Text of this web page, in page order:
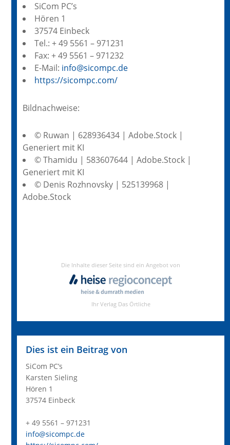
SiCom PC’s
Hören 1
37574 Einbeck
Tel.: + 49 5561 – 971231
Fax: + 49 5561 – 971232
E-Mail: info@sicompc.de
https://sicompc.com/
Bildnachweise:
© Ruwan | 628936434 | Adobe.Stock |
Generiert mit KI
© Thamidu | 583607644 | Adobe.Stock |
Generiert mit KI
© Denis Rozhnovsky | 525139968 |
Adobe.Stock
Dies ist ein Beitrag von
SiCom PC’s
Karsten Sieling
Hören 1
37574 Einbeck
+ 49 5561 – 971231
info@sicompc.de